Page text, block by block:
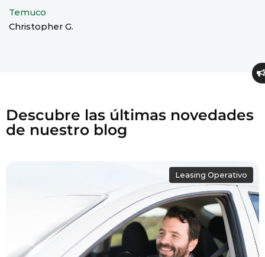
Temuco
Christopher G.
Descubre las últimas novedades
de nuestro blog
Leasing Operativo